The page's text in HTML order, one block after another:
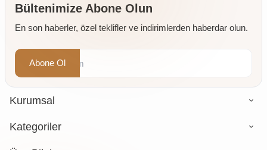
Öğütülmüş
gr
Bültenimize Abone Olun
En son haberler, özel teklifler ve indirimlerden haberdar olun.
Abone Ol
Kurumsal
Kategoriler